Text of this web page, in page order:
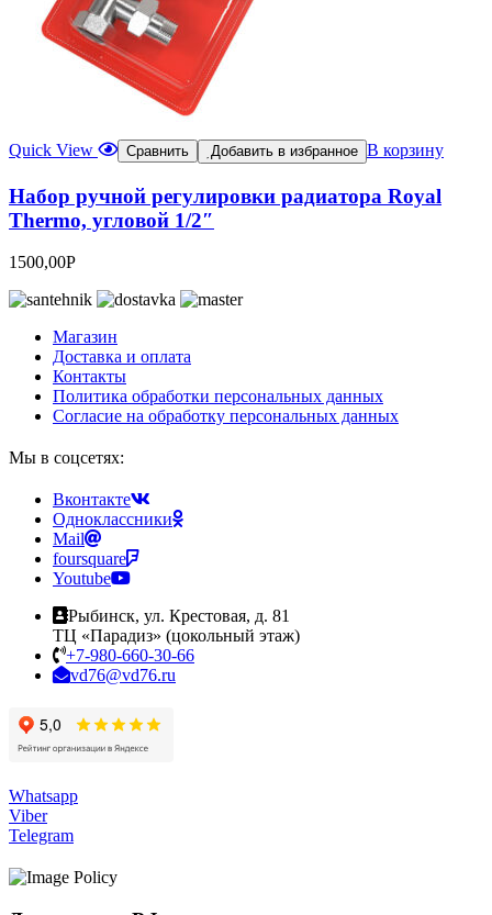
Quick View Сравнить Добавить в избранное В корзину
Набор ручной регулировки радиатора Royal
Thermo, угловой 1/2″
1500,00Р
Магазин
Доставка и оплата
Контакты
Политика обработки персональных данных
Согласие на обработку персональных данных
Мы в соцсетях:
Вконтакте
Одноклассники
Mail
foursquare
Youtube
Рыбинск, ул. Крестовая, д. 81
ТЦ «Парадиз» (цокольный этаж)
+7-980-660-30-66
vd76@vd76.ru
Whatsapp
Viber
Telegram